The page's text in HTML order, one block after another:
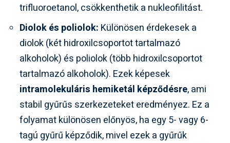
trifluoroetanol, csökkenthetik a nukleofilitást.
Diolok és poliolok: Különösen érdekesek a
diolok (két hidroxilcsoportot tartalmazó
alkoholok) és poliolok (több hidroxilcsoportot
tartalmazó alkoholok). Ezek képesek
intramolekuláris hemiketál képződésre, ami
stabil gyűrűs szerkezeteket eredményez. Ez a
folyamat különösen előnyös, ha egy 5- vagy 6-
tagú gyűrű képződik, mivel ezek a gyűrűk